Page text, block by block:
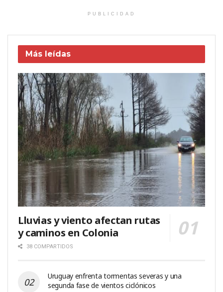
PUBLICIDAD
Más leídas
Lluvias y viento afectan rutas
y caminos en Colonia
38 COMPARTIDOS
Uruguay enfrenta tormentas severas y una
segunda fase de vientos ciclónicos